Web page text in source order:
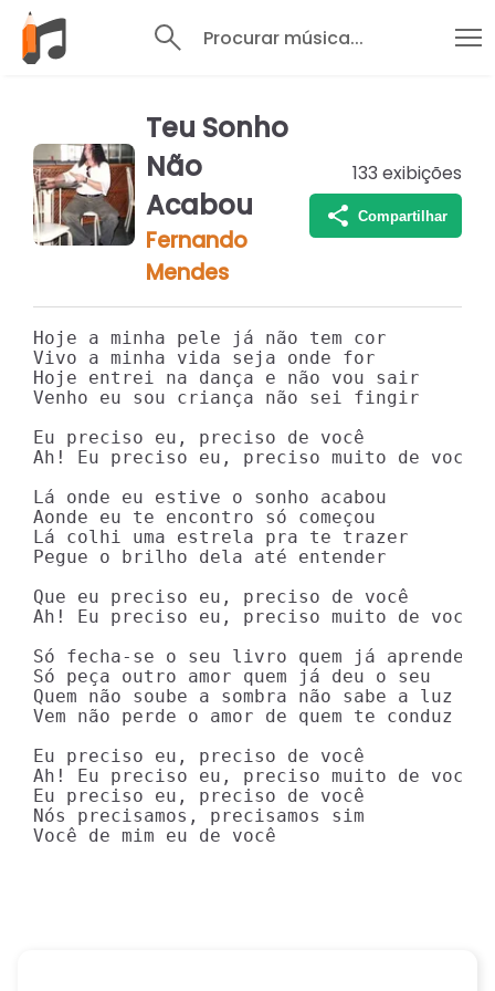
Procurar música...
Teu Sonho
Não
Acabou
Fernando
Mendes
133 exibições
Compartilhar
Hoje a minha pele já não tem cor
Vivo a minha vida seja onde for
Hoje entrei na dança e não vou sair
Venho eu sou criança não sei fingir
Eu preciso eu, preciso de você
Ah! Eu preciso eu, preciso muito de você
Lá onde eu estive o sonho acabou
Aonde eu te encontro só começou
Lá colhi uma estrela pra te trazer
Pegue o brilho dela até entender
Que eu preciso eu, preciso de você
Ah! Eu preciso eu, preciso muito de você
Só fecha-se o seu livro quem já aprendeu
Só peça outro amor quem já deu o seu
Quem não soube a sombra não sabe a luz
Vem não perde o amor de quem te conduz
Eu preciso eu, preciso de você
Ah! Eu preciso eu, preciso muito de você
Eu preciso eu, preciso de você
Nós precisamos, precisamos sim
Você de mim eu de você